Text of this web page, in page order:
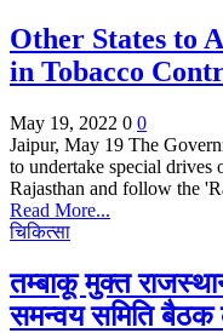
Other States to
in Tobacco
May 19, 2022 0 0
Jaipur, May 19 The
to undertake special drives
Rajasthan and follow the
Read More...
चिकित्सा
तम्बाकू मुक्त
समन्वय समिति